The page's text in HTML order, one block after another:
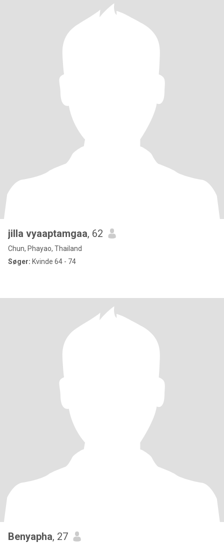
jilla vyaaptamgaa, 62
Chun, Phayao, Thailand
Søger: Kvinde 64 - 74
Benyapha, 27